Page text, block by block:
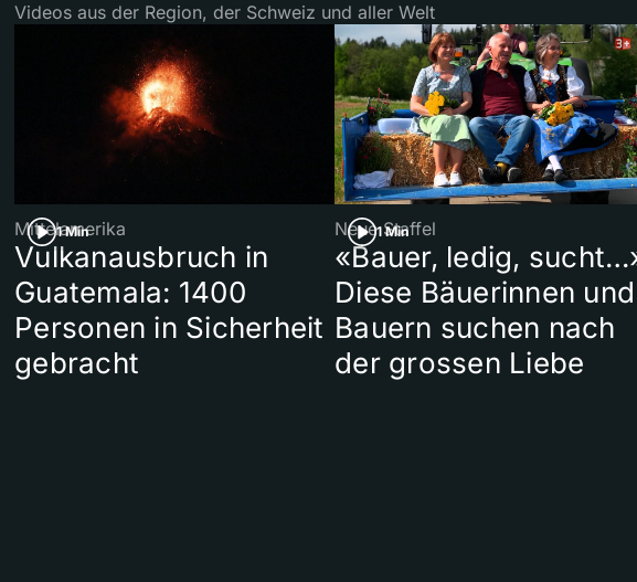
Videos aus der Region, der Schweiz und aller Welt
1 Min
Mittelamerika
Vulkanausbruch in
Guatemala: 1400
Personen in Sicherheit
gebracht
1 Min
Neue Staffel
«Bauer, ledig,
Diese Bäuerinnen und
Bauern suchen nach
der grossen Liebe